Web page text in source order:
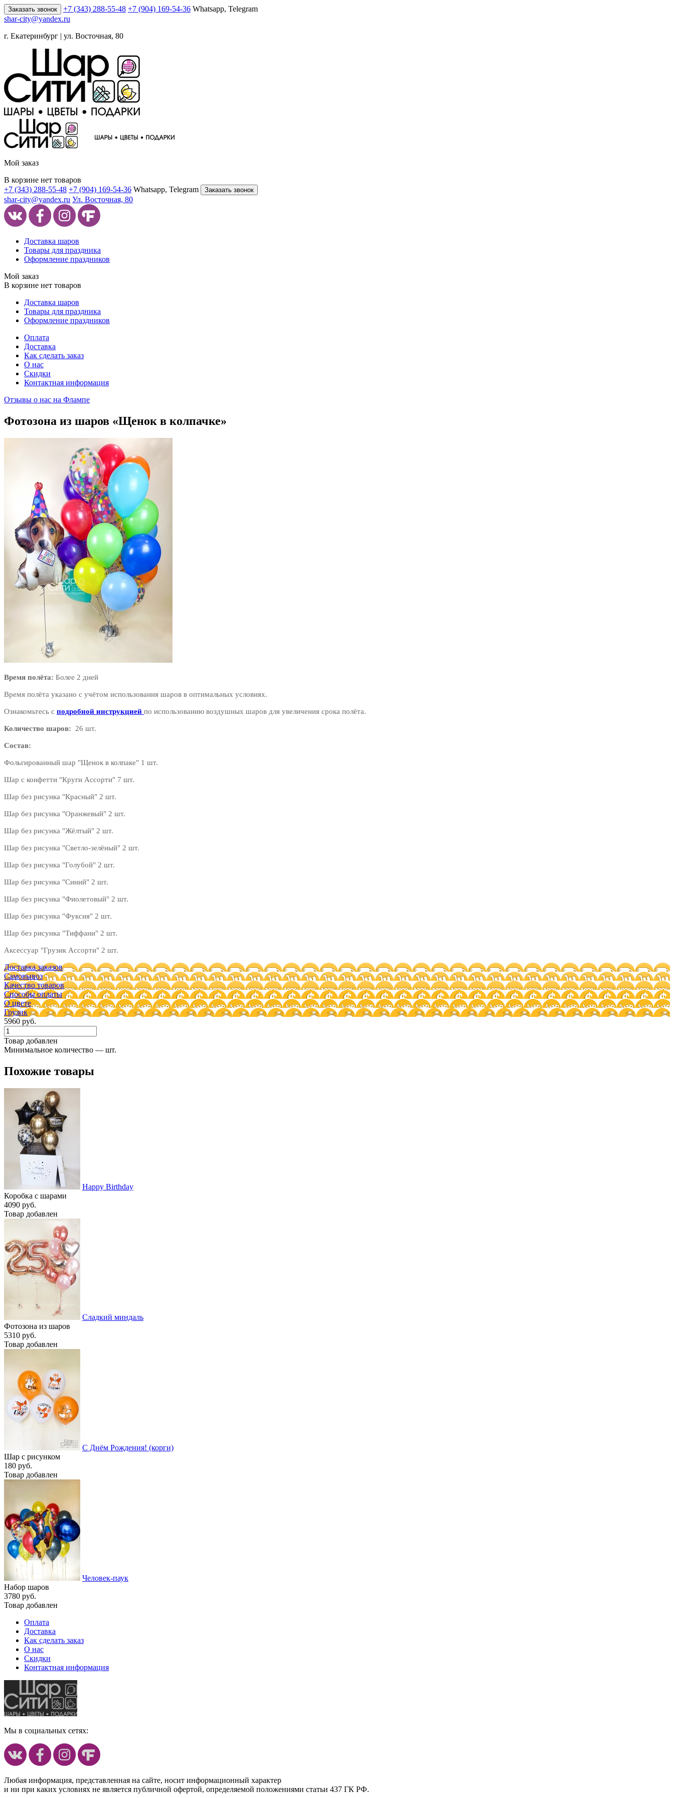
Заказать звонок +7 (343) 288-55-48 +7 (904) 169-54-36 Whatsapp, Telegram
shar-city@yandex.ru
г. Екатеринбург | ул. Восточная, 80
Мой заказ
В корзине нет товаров
+7 (343) 288-55-48 +7 (904) 169-54-36 Whatsapp, Telegram Заказать звонок
shar-city@yandex.ru Ул. Восточная, 80
Доставка шаров
Товары для праздника
Оформление праздников
Мой заказ
В корзине нет товаров
Доставка шаров
Товары для праздника
Оформление праздников
Оплата
Доставка
Как сделать заказ
О нас
Скидки
Контактная информация
Отзывы о нас на Флампе
Фотозона из шаров «Щенок в колпачке»
Время полёта: Более 2 дней
Время полёта указано с учётом использования шаров в оптимальных условиях.
Ознакомьтесь с подробной инструкцией по использованию воздушных шаров для увеличения срока полёта.
Количество шаров: 26 шт.
Состав:
Фольгированный шар "Щенок в колпаке" 1 шт.
Шар с конфетти "Круги Ассорти" 7 шт.
Шар без рисунка "Красный" 2 шт.
Шар без рисунка "Оранжевый" 2 шт.
Шар без рисунка "Жёлтый" 2 шт.
Шар без рисунка "Светло-зелёный" 2 шт.
Шар без рисунка "Голубой" 2 шт.
Шар без рисунка "Синий" 2 шт.
Шар без рисунка "Фиолетовый" 2 шт.
Шар без рисунка "Фуксия" 2 шт.
Шар без рисунка "Тиффани" 2 шт.
Аксессуар "Грузик Ассорти" 2 шт.
Доставка заказов
Самовывоз
Качество товаров
Способы оплаты
О цвете
Грузик
5960 руб.
Товар добавлен
Минимальное количество — шт.
Похожие товары
Happy Birthday
Коробка с шарами
4090 руб.
Товар добавлен
Сладкий миндаль
Фотозона из шаров
5310 руб.
Товар добавлен
С Днём Рождения! (корги)
Шар с рисунком
180 руб.
Товар добавлен
Человек-паук
Набор шаров
3780 руб.
Товар добавлен
Оплата
Доставка
Как сделать заказ
О нас
Скидки
Контактная информация
Мы в социальных сетях:
Любая информация, представленная на сайте, носит информационный характер
и ни при каких условиях не является публичной офертой, определяемой положениями статьи 437 ГК РФ.